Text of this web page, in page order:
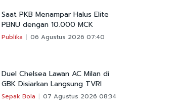
Saat PKB Menampar Halus Elite
PBNU dengan 10.000 MCK
Publika 06 Agustus 2026 07:40
Duel Chelsea Lawan AC Milan di
GBK Disiarkan Langsung TVRI
Sepak Bola 07 Agustus 2026 08:34